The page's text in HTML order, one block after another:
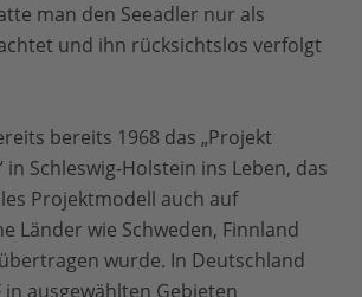
man den Seeadler nur als
und ihn rücksichtslos verfolgt
bereits 1968 das „Projekt
in Schleswig-Holstein ins Leben, das
Projektmodell auch auf
Länder wie Schweden, Finnland
wurde. In Deutschland
in ausgewählten Gebieten